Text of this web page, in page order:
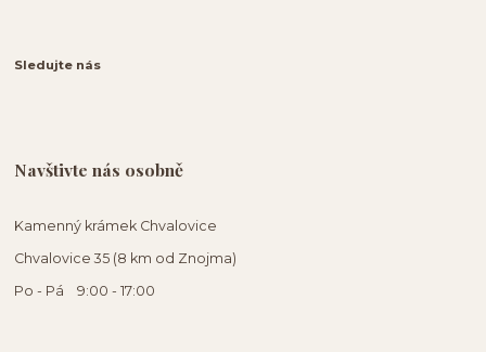
Sledujte nás
Navštivte nás osobně
Kamenný krámek Chvalovice
Chvalovice 35 (8 km od Znojma)
Po - Pá 9:00 - 17:00